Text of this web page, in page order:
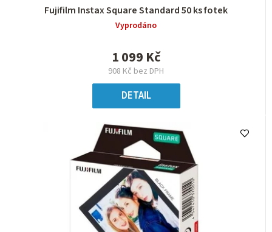
Fujifilm Instax Square Standard 50 ks fotek
Vyprodáno
908 Kč bez DPH
1 099 Kč
DETAIL